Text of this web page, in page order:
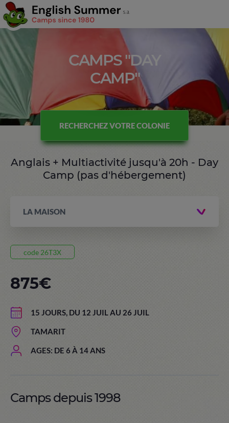
CAMPS "DAY
CAMP"
RECHERCHEZ VOTRE COLONIE
Anglais + Multiactivité jusqu'à 20h - Day
Camp (pas d'hébergement)
LA MAISON
code 26T3X
15 JOURS, DU 12 JUIL AU 26 JUIL
TAMARIT
AGES: DE 6 À 14 ANS
875€
Camps depuis 1998